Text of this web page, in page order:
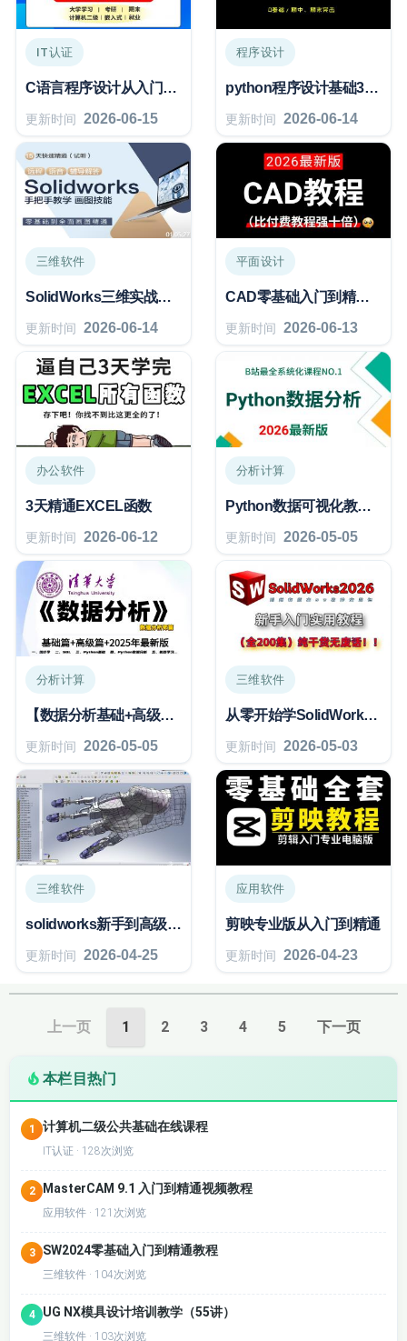
IT认证
C语言程序设计从入门到精通
更新时间 2026-06-15
程序设计
python程序设计基础3小时期末速成/期末考试真题讲解
更新时间 2026-06-14
三维软件
SolidWorks三维实战建模51例
更新时间 2026-06-14
平面设计
CAD零基础入门到精通教程学习）
更新时间 2026-06-13
办公软件
3天精通EXCEL函数
更新时间 2026-06-12
分析计算
Python数据可视化教程，零基础入门到精通！
更新时间 2026-05-05
分析计算
【数据分析基础+高级篇】课程
更新时间 2026-05-05
三维软件
从零开始学SolidWorks全套教程（
更新时间 2026-05-03
三维软件
solidworks新手到高级机械工程师
更新时间 2026-04-25
应用软件
剪映专业版从入门到精通
更新时间 2026-04-23
上一页 1 2 3 4 5 下一页
本栏目热门
1 计算机二级公共基础在线课程
IT认证 · 128次浏览
2 MasterCAM 9.1 入门到精通视频教程
应用软件 · 121次浏览
3 SW2024零基础入门到精通教程
三维软件 · 104次浏览
4 UG NX模具设计培训教学（55讲）
三维软件 · 103次浏览